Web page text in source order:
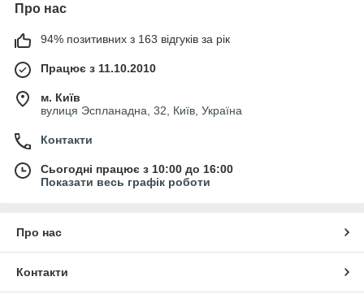
Про нас
94% позитивних з 163 відгуків за рік
Працює з 11.10.2010
м. Київ
вулиця Эспланадна, 32, Київ, Україна
Контакти
Сьогодні працює з 10:00 до 16:00
Показати весь графік роботи
Про нас
Контакти